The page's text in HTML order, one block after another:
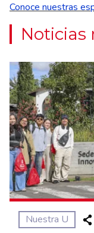
Conoce nuestras
Noticias
Nuestra U